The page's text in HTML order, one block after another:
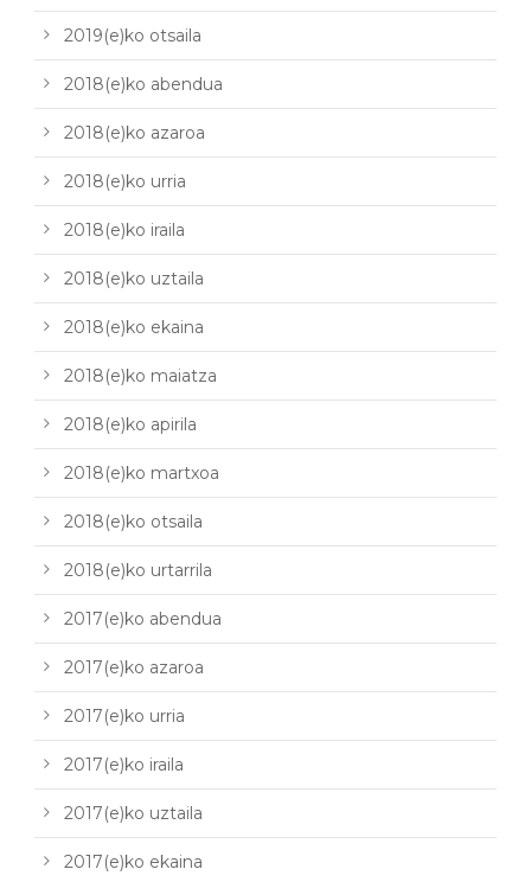
2019(e)ko otsaila
2018(e)ko abendua
2018(e)ko azaroa
2018(e)ko urria
2018(e)ko iraila
2018(e)ko uztaila
2018(e)ko ekaina
2018(e)ko maiatza
2018(e)ko apirila
2018(e)ko martxoa
2018(e)ko otsaila
2018(e)ko urtarrila
2017(e)ko abendua
2017(e)ko azaroa
2017(e)ko urria
2017(e)ko iraila
2017(e)ko uztaila
2017(e)ko ekaina